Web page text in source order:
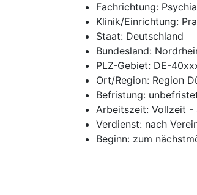
Fachrichtung:
Klinik/Einrichtung:
Staat: Deutschland
Bundesland:
PLZ-Gebiet: DE-
Ort/Region: Region
Befristung:
Arbeitszeit: Vollzeit -
Verdienst: nach
Beginn: zum